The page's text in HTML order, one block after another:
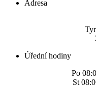
Adresa
Úřední hodiny
Po
St